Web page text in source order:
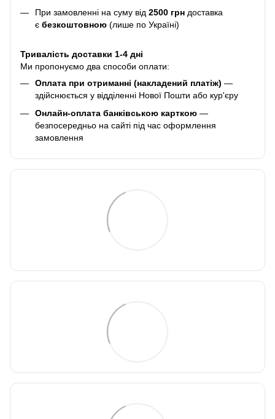
При замовленні на суму від 2500 грн доставка
є безкоштовною (лише по Україні)
Тривалість доставки 1-4 дні
Ми пропонуємо два способи оплати:
Оплата при отриманні (накладений платіж) —
здійснюється у відділенні Нової Пошти або кур'єру
Онлайн-оплата банківською карткою —
безпосередньо на сайті під час оформлення
замовлення